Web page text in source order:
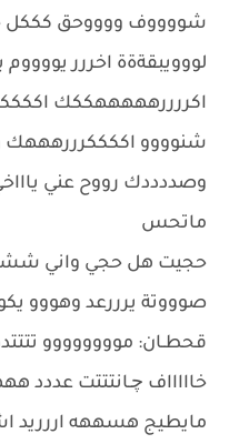
شووووف ووووحق كككل
لووويبقةةة اخررر
اكررررهههههككك
شنوووو اككككرررهههك
وصددددك رووح عني
ماتحس
حجيت هل حجي واني
صوووتة يرررعد وهووو
قحطـان: موووووووو
خاااااف چـانتتتت عددد
مايطيج هسههه